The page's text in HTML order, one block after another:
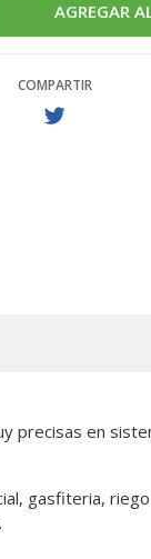
COMPARTIR
precisas en
gasfiteria, riego